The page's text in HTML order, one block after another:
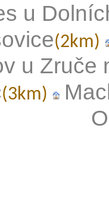
u
(2km)
u Zruče
(3km)